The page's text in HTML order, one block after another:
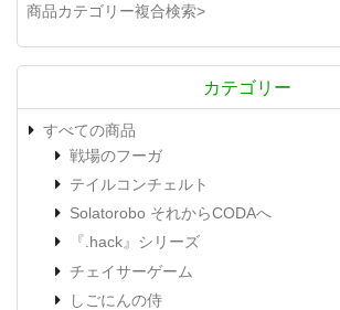
商品カテゴリー複合検索>
カテゴリー
すべての商品
戦場のフーガ
テイルコンチェルト
Solatorobo それからCODAへ
『.hack』シリーズ
チェイサーゲーム
しごにんの侍